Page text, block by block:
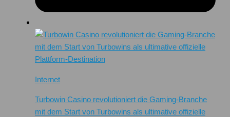
Internet
Turbowin Casino revolutioniert die Gaming-Branche
mit dem Start von Turbowins als ultimative offizielle